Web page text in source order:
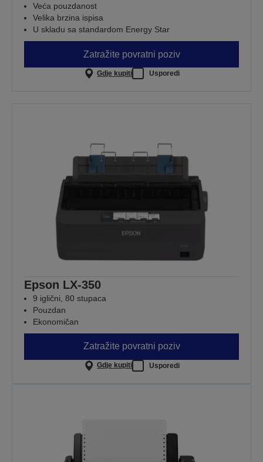
Veća pouzdanost
Velika brzina ispisa
U skladu sa standardom Energy Star
Zatražite povratni poziv
Gdje kupiti Usporedi
Epson LX-350
9 iglični, 80 stupaca
Pouzdan
Ekonomičan
Zatražite povratni poziv
Gdje kupiti Usporedi